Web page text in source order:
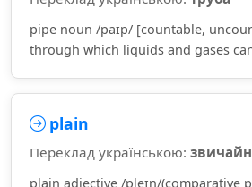
pipe noun /paɪp/ [countable,
through which liquids and gases
plain
Переклад українською:
plain adjective /pleɪn/(comparative